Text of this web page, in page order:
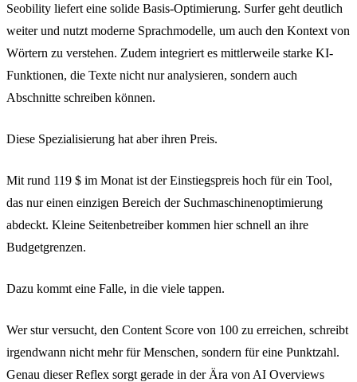
Seobility liefert eine solide Basis-Optimierung. Surfer geht deutlich
weiter und nutzt moderne Sprachmodelle, um auch den Kontext von
Wörtern zu verstehen. Zudem integriert es mittlerweile starke KI-
Funktionen, die Texte nicht nur analysieren, sondern auch
Abschnitte schreiben können.
Diese Spezialisierung hat aber ihren Preis.
Mit rund 119 $ im Monat ist der Einstiegspreis hoch für ein Tool,
das nur einen einzigen Bereich der Suchmaschinenoptimierung
abdeckt. Kleine Seitenbetreiber kommen hier schnell an ihre
Budgetgrenzen.
Dazu kommt eine Falle, in die viele tappen.
Wer stur versucht, den Content Score von 100 zu erreichen, schreibt
irgendwann nicht mehr für Menschen, sondern für eine Punktzahl.
Genau dieser Reflex sorgt gerade in der Ära von AI Overviews